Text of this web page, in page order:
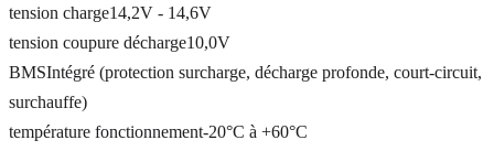
tension charge14,2V - 14,6V
tension coupure décharge10,0V
BMSIntégré (protection surcharge, décharge profonde, court-circuit,
surchauffe)
température fonctionnement-20°C à +60°C